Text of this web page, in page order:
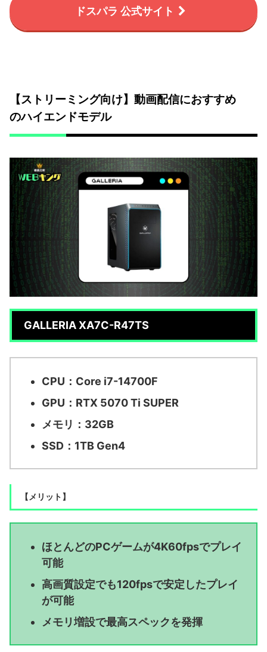
ドスパラ 公式サイト
【ストリーミング向け】動画配信におすすめ
のハイエンドモデル
GALLERIA XA7C-R47TS
CPU：Core i7-14700F
GPU：RTX 5070 Ti SUPER
メモリ：32GB
SSD：1TB Gen4
【メリット】
ほとんどのPCゲームが4K60fpsでプレイ
可能
高画質設定でも120fpsで安定したプレイ
が可能
メモリ増設で最高スペックを発揮